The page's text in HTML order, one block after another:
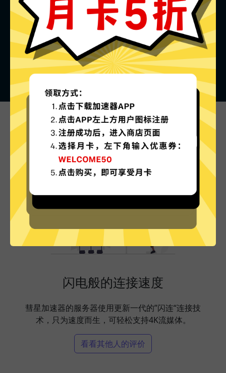
彗星加速器的特色
闪电般的连接速度
彗星加速器的服务器使用更新一代的”闪连“连接技
术，只为速度而生，可轻松支持4K流媒体。
看看其他人的评价